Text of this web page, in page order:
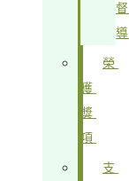
督
導
榮
獲
獎
項
支